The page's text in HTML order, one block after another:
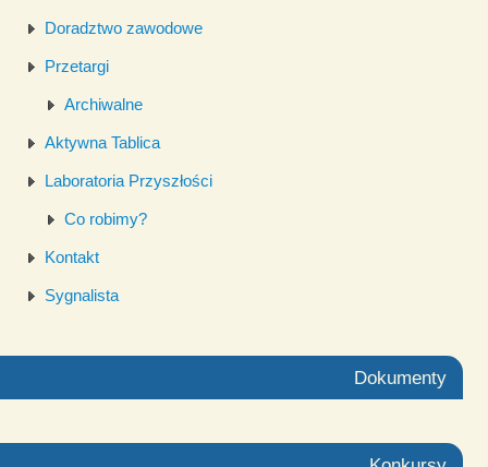
Doradztwo zawodowe
Przetargi
Archiwalne
Aktywna Tablica
Laboratoria Przyszłości
Co robimy?
Kontakt
Sygnalista
Dokumenty